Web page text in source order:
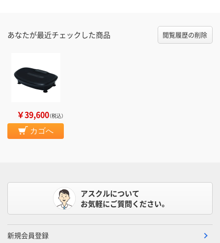
あなたが最近チェックした商品 閲覧履歴の削除
￥39,600（税込）
カゴへ
アスクルについて
お気軽にご質問ください。
新規会員登録